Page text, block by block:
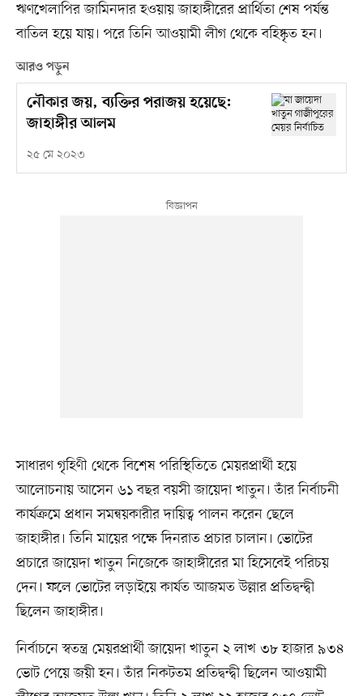
ঋণখেলাপির জামিনদার হওয়ায় জাহাঙ্গীরের প্রার্থিতা শেষ পর্যন্ত
বাতিল হয়ে যায়। পরে তিনি আওয়ামী লীগ থেকে বহিষ্কৃত হন।
আরও পড়ুন
নৌকার জয়, ব্যক্তির পরাজয় হয়েছে:
জাহাঙ্গীর আলম
২৫ মে ২০২৩
সাধারণ গৃহিণী থেকে বিশেষ পরিস্থিতিতে মেয়রপ্রার্থী হয়ে
আলোচনায় আসেন ৬১ বছর বয়সী জায়েদা খাতুন। তাঁর নির্বাচনী
কার্যক্রমে প্রধান সমন্বয়কারীর দায়িত্ব পালন করেন ছেলে
জাহাঙ্গীর। তিনি মায়ের পক্ষে দিনরাত প্রচার চালান। ভোটের
প্রচারে জায়েদা খাতুন নিজেকে জাহাঙ্গীরের মা হিসেবেই পরিচয়
দেন। ফলে ভোটের লড়াইয়ে কার্যত আজমত উল্লার প্রতিদ্বন্দ্বী
ছিলেন জাহাঙ্গীর।
নির্বাচনে স্বতন্ত্র মেয়রপ্রার্থী জায়েদা খাতুন ২ লাখ ৩৮ হাজার ৯৩৪
ভোট পেয়ে জয়ী হন। তাঁর নিকটতম প্রতিদ্বন্দ্বী ছিলেন আওয়ামী